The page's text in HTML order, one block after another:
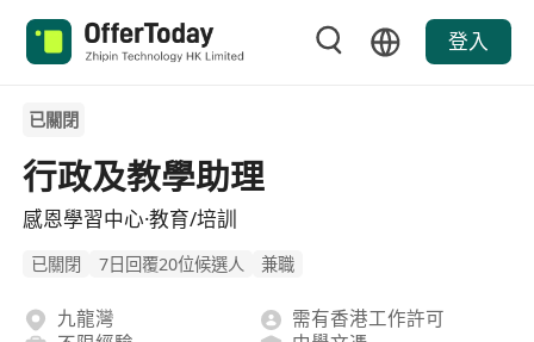
登入
已關閉
行政及教學助理
感恩學習中心·教育/培訓
已關閉 7日回覆20位候選人 兼職
九龍灣
需有香港工作許可